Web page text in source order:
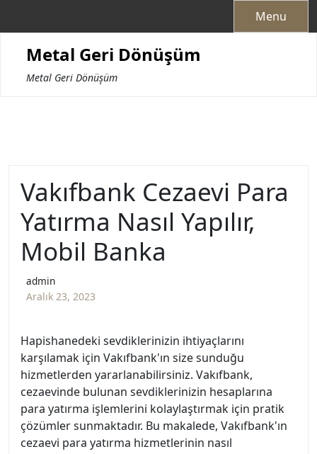
Menu
Metal Geri Dönüşüm
Metal Geri Dönüşüm
Vakıfbank Cezaevi Para
Yatırma Nasıl Yapılır,
Mobil Banka
admin
Aralık 23, 2023
Hapishanedeki sevdiklerinizin ihtiyaçlarını
karşılamak için Vakıfbank'ın size sunduğu
hizmetlerden yararlanabilirsiniz. Vakıfbank,
cezaevinde bulunan sevdiklerinizin hesaplarına
para yatırma işlemlerini kolaylaştırmak için pratik
çözümler sunmaktadır. Bu makalede, Vakıfbank'ın
cezaevi para yatırma hizmetlerinin nasıl